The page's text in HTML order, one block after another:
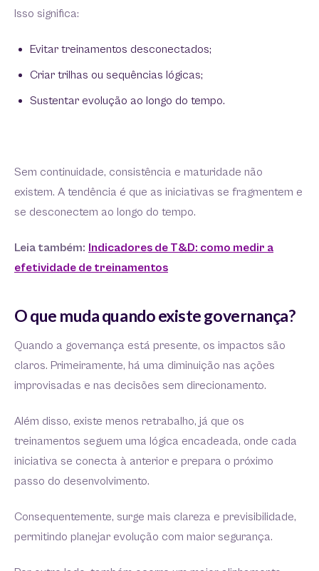
Isso significa:
Evitar treinamentos desconectados;
Criar trilhas ou sequências lógicas;
Sustentar evolução ao longo do tempo.
Sem continuidade, consistência e maturidade não
existem. A tendência é que as iniciativas se fragmentem e
se desconectem ao longo do tempo.
Leia também: Indicadores de T&D: como medir a
efetividade de treinamentos
O que muda quando existe governança?
Quando a governança está presente, os impactos são
claros. Primeiramente, há uma diminuição nas ações
improvisadas e nas decisões sem direcionamento.
Além disso, existe menos retrabalho, já que os
treinamentos seguem uma lógica encadeada, onde cada
iniciativa se conecta à anterior e prepara o próximo
passo do desenvolvimento.
Consequentemente, surge mais clareza e previsibilidade,
permitindo planejar evolução com maior segurança.